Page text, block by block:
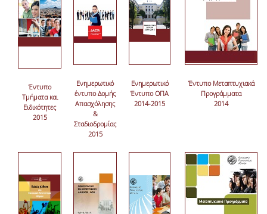
Έντυπο
Τμήματα και
Ειδικότητες
2015
Ενημερωτικό
έντυπο Δομής
Απασχόλησης
&
Σταδιοδρομίας
2015
Ενημερωτικό
Έντυπο ΟΠΑ
2014-2015
Έντυπο Μεταπτυχιακά
Προγράμματα
2014